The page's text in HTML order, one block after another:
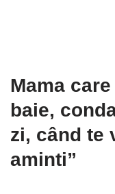
Mama
baie,
zi, când te
aminti”